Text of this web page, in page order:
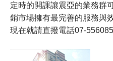
定時的開課讓震亞的業務群
銷市場擁有最完善的服務與效
現在就請直撥電話07-